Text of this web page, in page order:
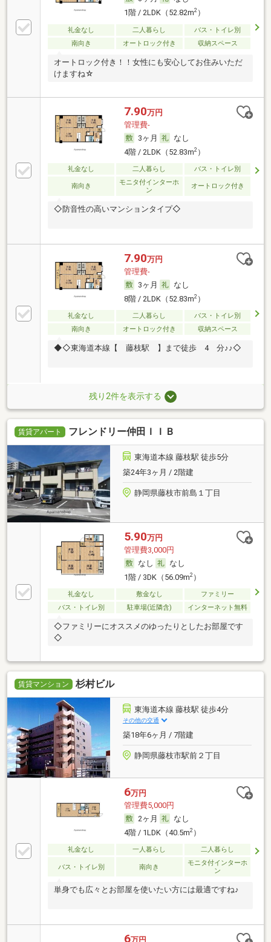
1階 / 2LDK（52.82m2）
礼金なし 二人暮らし
バス・トイレ別
南向き
オートロック付き 収納スペース
オートロック付き！！女性にも安心してお住みいただ
けますね☆
7.90万円
管理費-
3ヶ月
なし
4階 / 2LDK（52.83m2）
礼金なし 二人暮らし バス・トイレ別
南向き
モニタ付インターホ
ン
オートロック付き
◇防音性の高いマンションタイプ◇
7.90万円
管理費-
3ヶ月
なし
8階 / 2LDK（52.83m2）
礼金なし 二人暮らし
バス・トイレ別
南向き
オートロック付き 収納スペース
◆◇東海道本線【 藤枝駅 】まで徒歩 4 分♪♪◇
残り2件を表示する
賃貸アパート フレンドリー仲田ＩＩＢ
東海道本線 藤枝駅 徒歩5分
築24年3ヶ月 / 2階建
静岡県藤枝市前島１丁目
5.90万円
管理費3,000円
なし
なし
1階 / 3DK（56.09m2）
礼金なし 敷金なし
ファミリー
バス・トイレ別
駐車場(近隣含) インターネット無料
◇ファミリーにオススメのゆったりとしたお部屋です
◇
賃貸マンション 杉村ビル
東海道本線 藤枝駅 徒歩4分
その他の交通
築18年6ヶ月 / 7階建
静岡県藤枝市駅前２丁目
6万円
管理費5,000円
2ヶ月
なし
4階 / 1LDK（40.5m2）
礼金なし 一人暮らし 二人暮らし
バス・トイレ別 南向き
モニタ付インターホ
ン
単身でも広々とお部屋を使いたい方には最適ですね♪
6万円